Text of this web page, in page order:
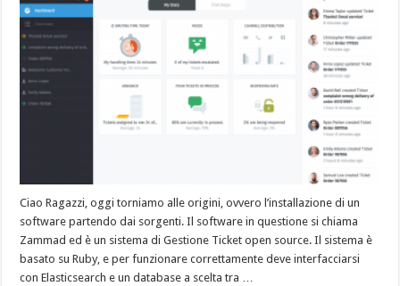
Ciao Ragazzi, oggi torniamo alle origini, ovvero l’installazione di un
software partendo dai sorgenti. Il software in questione si chiama
Zammad ed è un sistema di Gestione Ticket open source. Il sistema è
basato su Ruby, e per funzionare correttamente deve interfacciarsi
con Elasticsearch e un database a scelta tra …